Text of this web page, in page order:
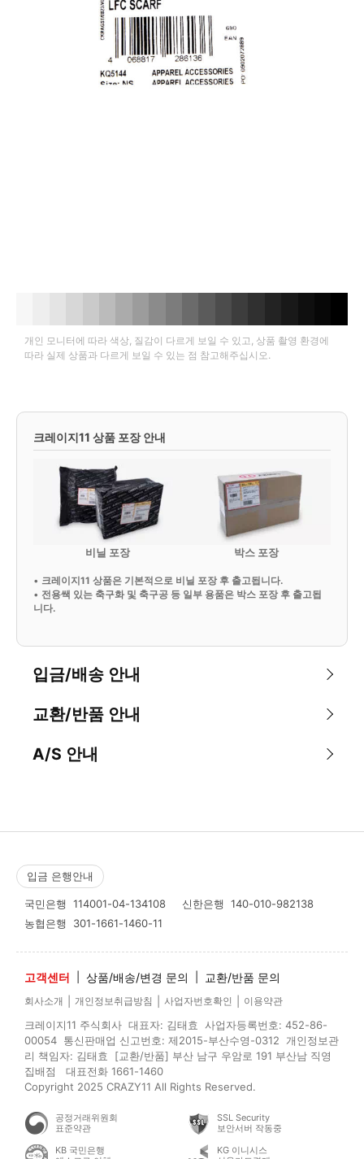
개인 모니터에 따라 색상, 질감이 다르게 보일 수 있고, 상품 촬영 환경에
따라 실제 상품과 다르게 보일 수 있는 점 참고해주십시오.
크레이지11 상품 포장 안내
비닐 포장 박스 포장
• 크레이지11 상품은 기본적으로 비닐 포장 후 출고됩니다.
• 전용쌕 있는 축구화 및 축구공 등 일부 용품은 박스 포장 후 출고됩
니다.
입금/배송 안내
교환/반품 안내
A/S 안내
입금 은행안내
국민은행 114001-04-134108 신한은행 140-010-982138
농협은행 301-1661-1460-11
고객센터 상품/배송/변경 문의 교환/반품 문의
회사소개 개인정보취급방침 사업자번호확인 이용약관
크레이지11 주식회사 대표자: 김태효 사업자등록번호: 452-86-
00054 통신판매업 신고번호: 제2015-부산수영-0312 개인정보관
리 책임자: 김태효 [교환/반품] 부산 남구 우암로 191 부산남 직영
집배점 대표전화 1661-1460
Copyright 2025 CRAZY11 All Rights Reserved.
공정거래위원회
표준약관
SSL Security
보안서버 작동중
KB 국민은행
KG 이니시스